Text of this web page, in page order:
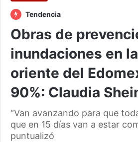
Tendencia
Obras de
inundaciones en
oriente del
90%: Claudia
“Van avanzando para que
que en 15 días van a estar
puntualizó